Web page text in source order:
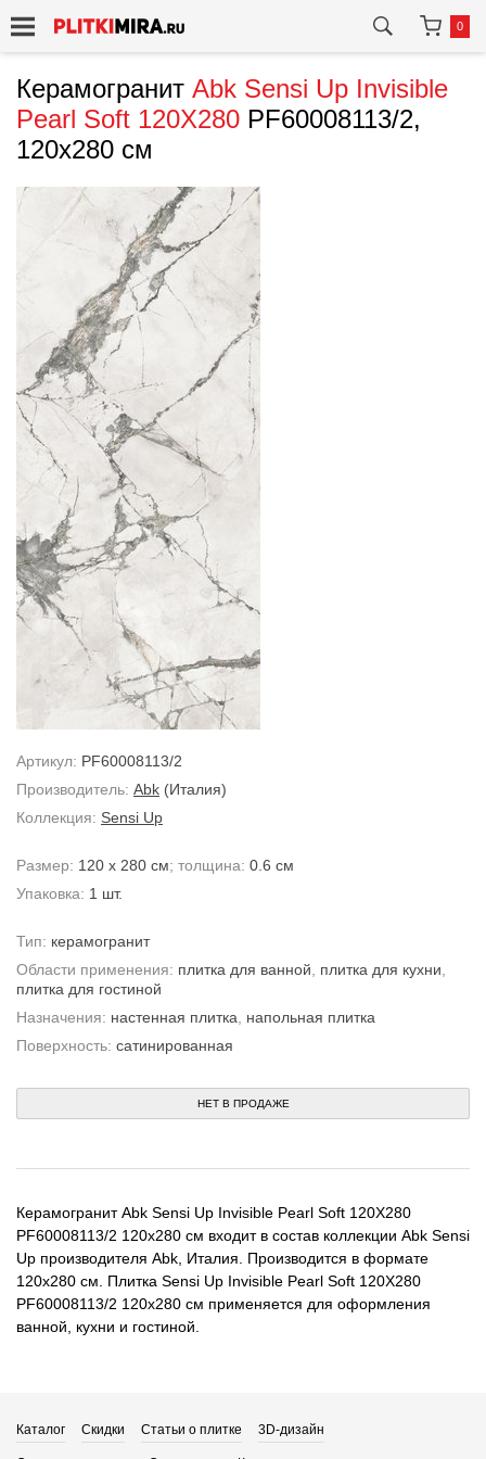
0
Керамогранит Abk Sensi Up Invisible
Pearl Soft 120X280 PF60008113/2,
120x280 см
Артикул: PF60008113/2
Производитель: Abk (Италия)
Коллекция: Sensi Up
Размер: 120 x 280 см; толщина: 0.6 см
Упаковка: 1 шт.
Тип: керамогранит
Области применения: плитка для ванной плитка для кухни
плитка для гостиной
Назначения: настенная плитка
напольная плитка
Поверхность: сатинированная
НЕТ В ПРОДАЖЕ
Керамогранит Abk Sensi Up Invisible Pearl Soft 120X280
PF60008113/2 120x280 см входит в состав коллекции Abk Sensi
Up производителя Abk, Италия. Производится в формате
120x280 см. Плитка Sensi Up Invisible Pearl Soft 120X280
PF60008113/2 120x280 см применяется для оформления
ванной, кухни и гостиной.
Каталог Скидки Статьи о плитке 3D-дизайн